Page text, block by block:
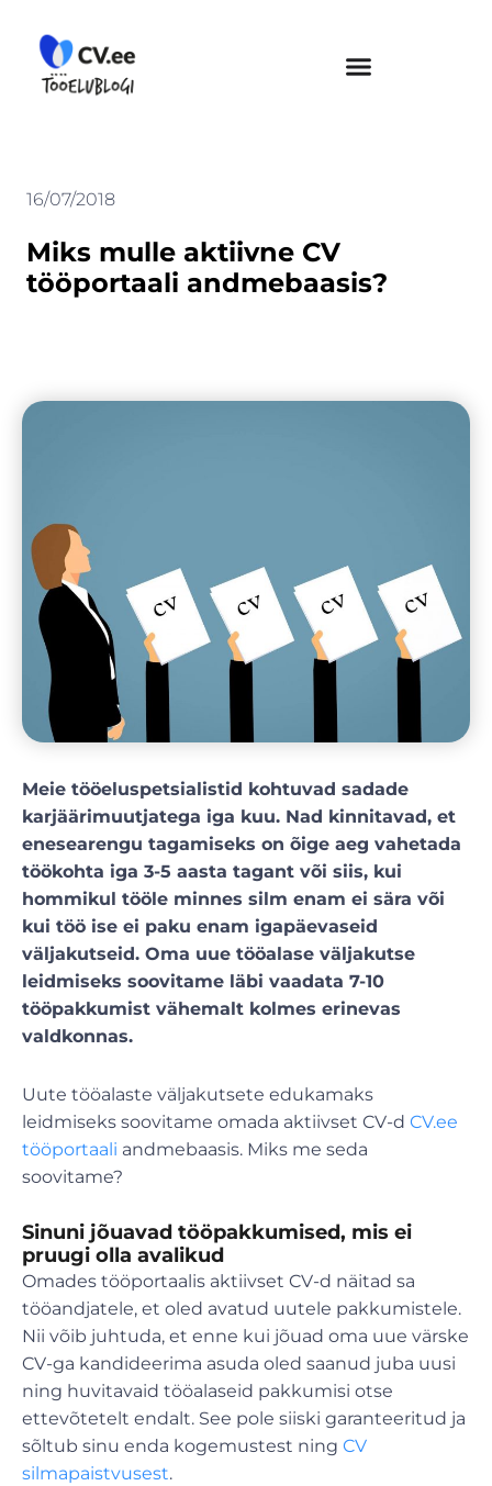
content
16/07/2018
Miks mulle aktiivne CV
tööportaali andmebaasis?
Meie tööeluspetsialistid kohtuvad sadade
karjäärimuutjatega iga kuu. Nad kinnitavad, et
enesearengu tagamiseks on õige aeg vahetada
töökohta iga 3-5 aasta tagant või siis, kui
hommikul tööle minnes silm enam ei sära või
kui töö ise ei paku enam igapäevaseid
väljakutseid. Oma uue tööalase väljakutse
leidmiseks soovitame läbi vaadata 7-10
tööpakkumist vähemalt kolmes erinevas
valdkonnas.
Uute tööalaste väljakutsete edukamaks
leidmiseks soovitame omada aktiivset CV-d CV.ee
tööportaali andmebaasis. Miks me seda
soovitame?
Sinuni jõuavad tööpakkumised, mis ei
pruugi olla avalikud
Omades tööportaalis aktiivset CV-d näitad sa
tööandjatele, et oled avatud uutele pakkumistele.
Nii võib juhtuda, et enne kui jõuad oma uue värske
CV-ga kandideerima asuda oled saanud juba uusi
ning huvitavaid tööalaseid pakkumisi otse
ettevõtetelt endalt. See pole siiski garanteeritud ja
sõltub sinu enda kogemustest ning CV
silmapaistvusest.